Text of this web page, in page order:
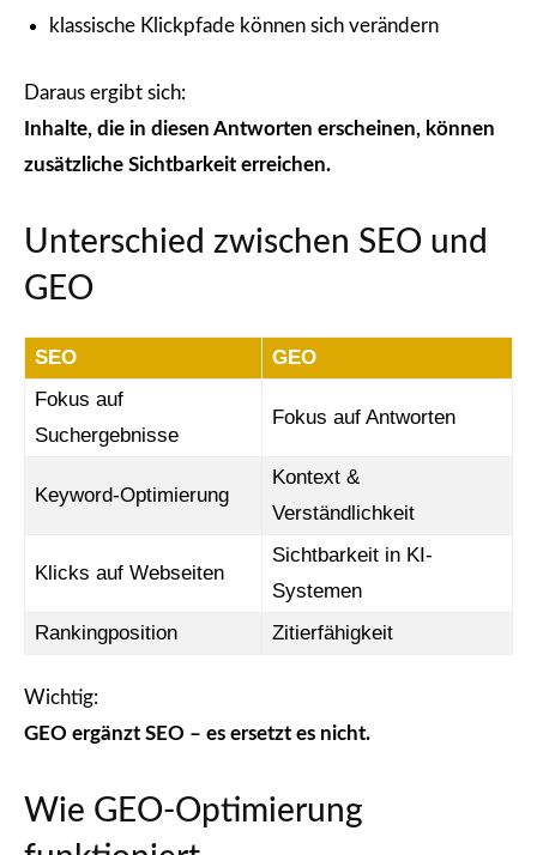
klassische Klickpfade können sich verändern
Daraus ergibt sich:
Inhalte, die in diesen Antworten erscheinen, können
zusätzliche Sichtbarkeit erreichen.
Unterschied zwischen SEO und
GEO
SEO
GEO
Fokus auf
Suchergebnisse
Fokus auf Antworten
Keyword-Optimierung
Kontext &
Verständlichkeit
Klicks auf Webseiten
Sichtbarkeit in KI-
Systemen
Rankingposition
Zitierfähigkeit
Wichtig:
GEO ergänzt SEO – es ersetzt es nicht.
Wie GEO-Optimierung